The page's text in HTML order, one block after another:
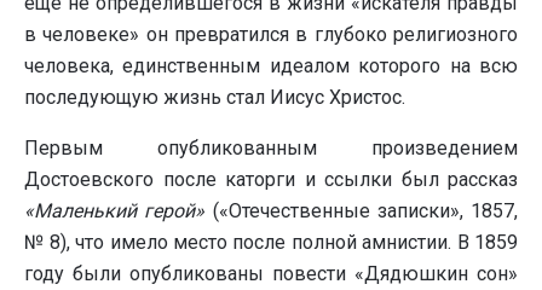
в человеке» он превратился в глубоко религиозного
человека, единственным идеалом которого на всю
последующую жизнь стал Иисус Христос.
Первым опубликованным произведением
Достоевского после каторги и ссылки был рассказ
«Маленький герой» («Отечественные записки», 1857,
№ 8), что имело место после полной амнистии. В 1859
году были опубликованы повести «Дядюшкин сон»